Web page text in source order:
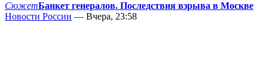
СюжетБанкет генералов. Последствия взрыва в Москве
Новости России — Вчера, 23:58